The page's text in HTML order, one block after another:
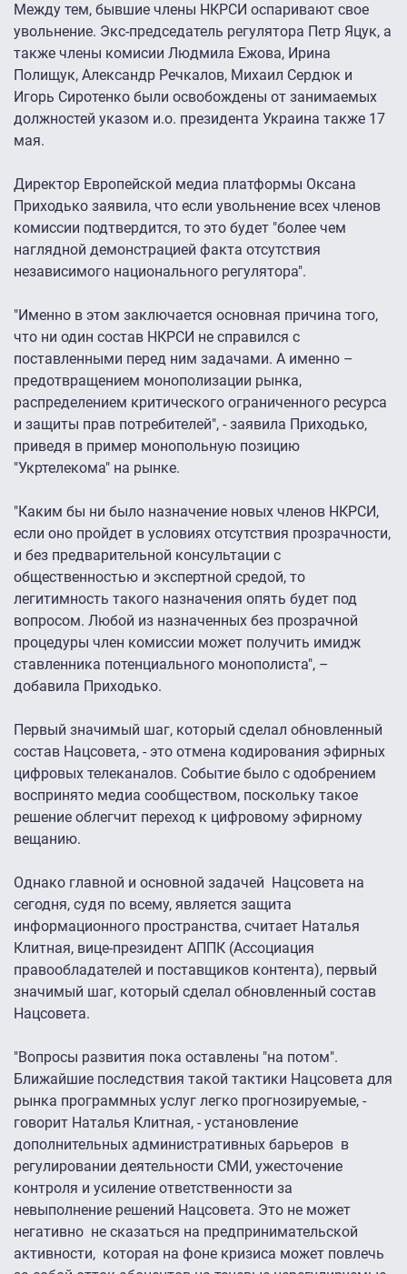
Между тем, бывшие члены НКРСИ оспаривают свое
увольнение. Экс-председатель регулятора Петр Яцук, а
также члены комисии Людмила Ежова, Ирина
Полищук, Александр Речкалов, Михаил Сердюк и
Игорь Сиротенко были освобождены от занимаемых
должностей указом и.о. президента Украина также 17
мая.
Директор Европейской медиа платформы Оксана
Приходько заявила, что если увольнение всех членов
комиссии подтвердится, то это будет "более чем
наглядной демонстрацией факта отсутствия
независимого национального регулятора".
"Именно в этом заключается основная причина того,
что ни один состав НКРСИ не справился с
поставленными перед ним задачами. А именно –
предотвращением монополизации рынка,
распределением критического ограниченного ресурса
и защиты прав потребителей", - заявила Приходько,
приведя в пример монопольную позицию
"Укртелекома" на рынке.
"Каким бы ни было назначение новых членов НКРСИ,
если оно пройдет в условиях отсутствия прозрачности,
и без предварительной консультации с
общественностью и экспертной средой, то
легитимность такого назначения опять будет под
вопросом. Любой из назначенных без прозрачной
процедуры член комиссии может получить имидж
ставленника потенциального монополиста", –
добавила Приходько.
Первый значимый шаг, который сделал обновленный
состав Нацсовета, - это отмена кодирования эфирных
цифровых телеканалов. Событие было с одобрением
воспринято медиа сообществом, поскольку такое
решение облегчит переход к цифровому эфирному
вещанию.
Однако главной и основной задачей Нацсовета на
сегодня, судя по всему, является защита
информационного пространства, считает Наталья
Клитная, вице-президент АППК (Ассоциация
правообладателей и поставщиков контента), первый
значимый шаг, который сделал обновленный состав
Нацсовета.
"Вопросы развития пока оставлены "на потом".
Ближайшие последствия такой тактики Нацсовета для
рынка программных услуг легко прогнозируемые, -
говорит Наталья Клитная, - установление
дополнительных административных барьеров в
регулировании деятельности СМИ, ужесточение
контроля и усиление ответственности за
невыполнение решений Нацсовета. Это не может
негативно не сказаться на предпринимательской
активности, которая на фоне кризиса может повлечь